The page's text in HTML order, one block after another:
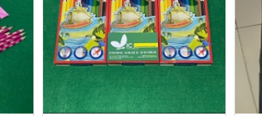
Mua hàng Xem nhanh